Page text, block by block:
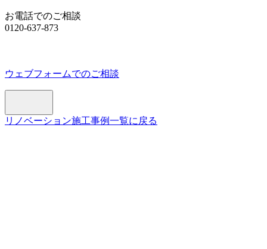
お電話でのご相談
0120-637-873
ウェブフォームでのご相談
リノベーション施工事例一覧に戻る